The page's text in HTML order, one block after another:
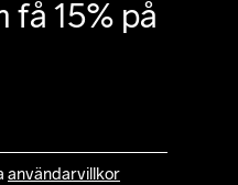
få 15% på
användarvillkor